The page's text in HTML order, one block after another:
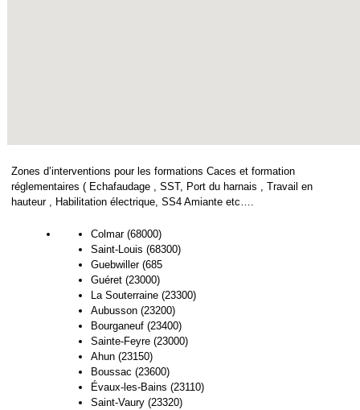
Zones d’interventions pour les formations Caces et formation
réglementaires ( Echafaudage , SST, Port du harnais , Travail en
hauteur , Habilitation électrique, SS4 Amiante etc….
Colmar (68000)
Saint-Louis (68300)
Guebwiller (685
Guéret (23000)
La Souterraine (23300)
Aubusson (23200)
Bourganeuf (23400)
Sainte-Feyre (23000)
Ahun (23150)
Boussac (23600)
Évaux-les-Bains (23110)
Saint-Vaury (23320)